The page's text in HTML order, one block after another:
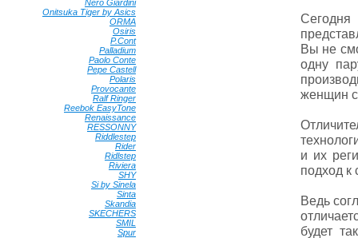
Вы не
одну
женщин
и их
подход к
Ведь
будет
Nero Giardini•
Onitsuka Tiger by Asics
ORMA
Osiris
P.Cont•
Palladium
Paolo Conte
Pepe Castell•
Polaris
Provocante
Ralf Ringer
Reebok EasyTone
Renaissance
RESSONNY•
Riddlestep
Rider
Ridlstep
Riviera
SHY•
Si by Sinela
Sinta
Skandia
SKECHERS
SMIL
Spur